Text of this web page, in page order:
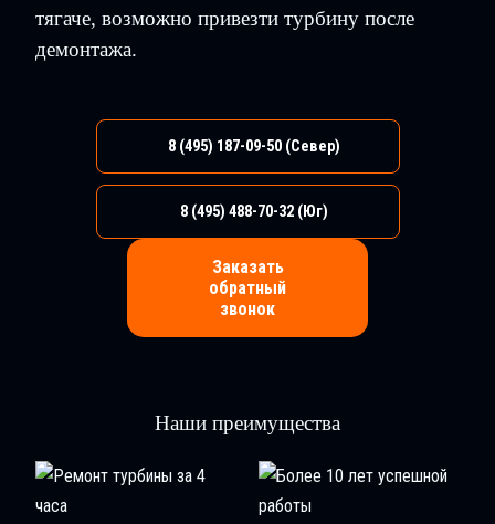
тягаче, возможно привезти турбину после
демонтажа.
8 (495) 187-09-50 (Север)
8 (495) 488-70-32 (Юг)
Заказать
обратный
звонок
Наши преимущества